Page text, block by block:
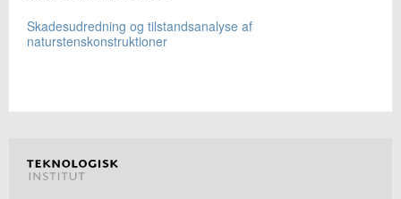
Skadesudredning og tilstandsanalyse af
naturstenskonstruktioner